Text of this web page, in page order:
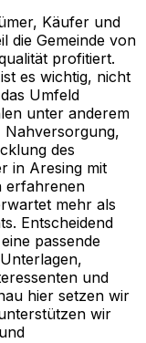
Käufer und
die Gemeinde von
profitiert.
es wichtig, nicht
Umfeld
unter anderem
des
in Aresing mit
erfahrenen
mehr als
Entscheidend
passende
und
hier setzen wir
wir